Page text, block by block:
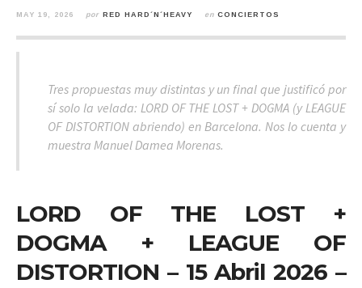
MAY 19, 2026 por RED HARD´N´HEAVY en CONCIERTOS
Tres propuestas muy distintas y un final que justificó por
sí solo la velada: LORD OF THE LOST + DOGMA (y LEAGUE
OF DISTORTION abriendo) en Barcelona. Nos lo cuenta y
muestra Manuel Damea Morenas.
LORD OF THE LOST +
DOGMA + LEAGUE OF
DISTORTION – 15 Abril 2026 –